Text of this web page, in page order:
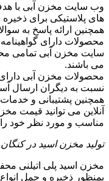
وب سایت مخزن آبی با هدف
های پلاستیکی برای
همچنین ارائه پاسخ به
محصولات دارای
سایت مخزن آبی تمامی
می باشند.
نسبت به دیگران ارسال
همچنین پشتیبانی و
آنلاین می توانید قیمت
مناسب و مورد نظر خود را
تولید مخزن اسید در کنگان
مخزن اسید پلی اتیلنی
بمنظور ذخیره و حمل